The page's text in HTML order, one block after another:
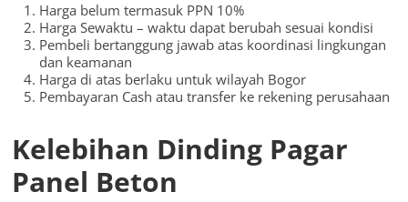
Harga belum termasuk PPN 10%
Harga Sewaktu – waktu dapat berubah sesuai kondisi
Pembeli bertanggung jawab atas koordinasi lingkungan
dan keamanan
Harga di atas berlaku untuk wilayah Bogor
Pembayaran Cash atau transfer ke rekening perusahaan
Kelebihan Dinding Pagar
Panel Beton